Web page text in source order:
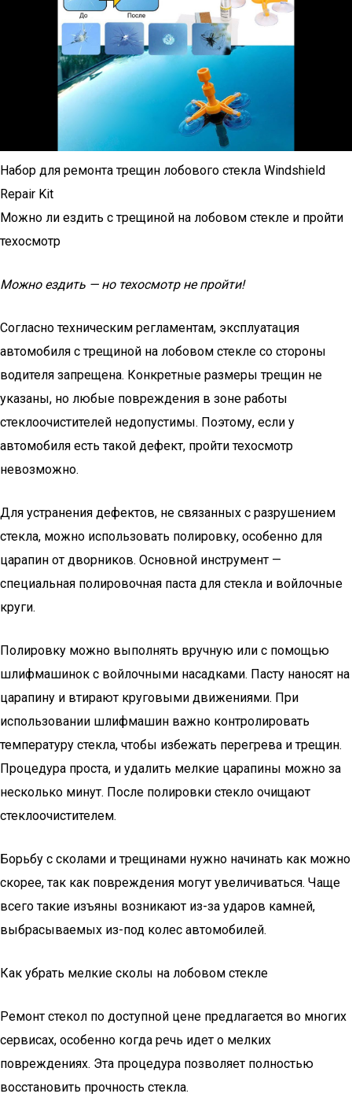
Набор для ремонта трещин лобового стекла Windshield
Repair Kit
Можно ли ездить с трещиной на лобовом стекле и пройти
техосмотр
Можно ездить — но техосмотр не пройти!
Согласно техническим регламентам, эксплуатация
автомобиля с трещиной на лобовом стекле со стороны
водителя запрещена. Конкретные размеры трещин не
указаны, но любые повреждения в зоне работы
стеклоочистителей недопустимы. Поэтому, если у
автомобиля есть такой дефект, пройти техосмотр
невозможно.
Для устранения дефектов, не связанных с разрушением
стекла, можно использовать полировку, особенно для
царапин от дворников. Основной инструмент —
специальная полировочная паста для стекла и войлочные
круги.
Полировку можно выполнять вручную или с помощью
шлифмашинок с войлочными насадками. Пасту наносят на
царапину и втирают круговыми движениями. При
использовании шлифмашин важно контролировать
температуру стекла, чтобы избежать перегрева и трещин.
Процедура проста, и удалить мелкие царапины можно за
несколько минут. После полировки стекло очищают
стеклоочистителем.
Борьбу с сколами и трещинами нужно начинать как можно
скорее, так как повреждения могут увеличиваться. Чаще
всего такие изъяны возникают из-за ударов камней,
выбрасываемых из-под колес автомобилей.
Как убрать мелкие сколы на лобовом стекле
Ремонт стекол по доступной цене предлагается во многих
сервисах, особенно когда речь идет о мелких
повреждениях. Эта процедура позволяет полностью
восстановить прочность стекла.